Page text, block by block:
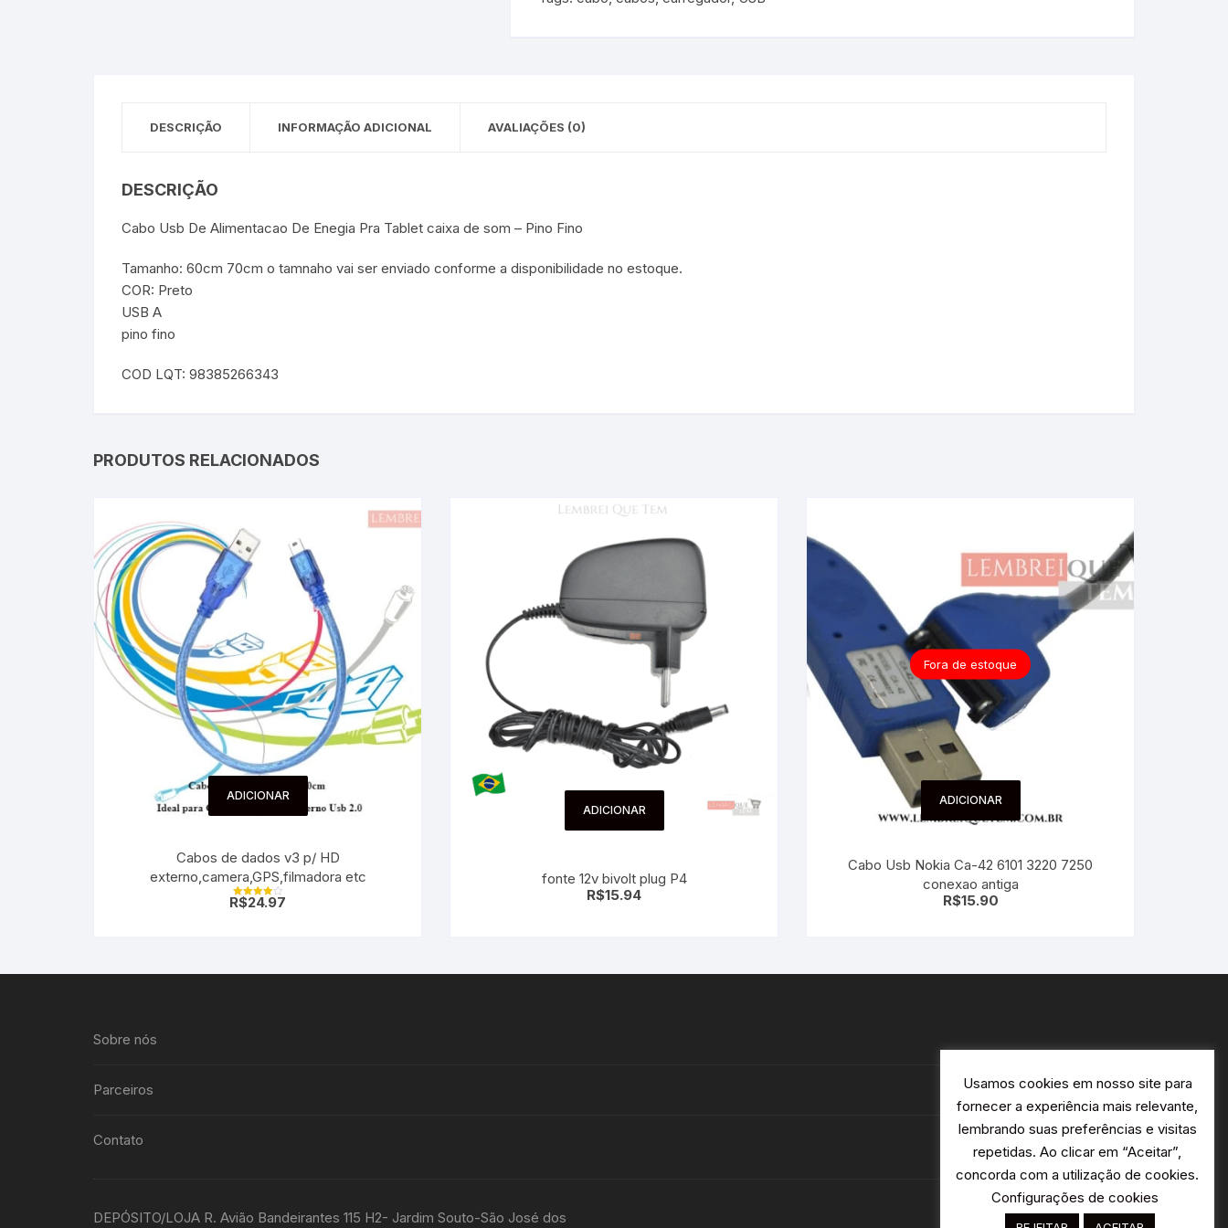
DESCRIÇÃO INFORMAÇÃO ADICIONAL AVALIAÇÕES (0)
DESCRIÇÃO
Cabo Usb De Alimentacao De Enegia Pra Tablet caixa de som – Pino Fino
Tamanho: 60cm 70cm o tamnaho vai ser enviado conforme a disponibilidade no estoque.
COR: Preto
USB A
pino fino
COD LQT: 98385266343
PRODUTOS RELACIONADOS
ADICIONAR
Cabos de dados v3 p/ HD
externo,camera,GPS,filmadora etc
Avaliação
R$24.97
ADICIONAR
fonte 12v bivolt plug P4
R$15.94
Fora de estoque
ADICIONAR
Cabo Usb Nokia Ca-42 6101 3220 7250
conexao antiga
R$15.90
Sobre nós
Parceiros
Contato
DEPÓSITO/LOJA R. Avião Bandeirantes 115 H2- Jardim Souto-São José dos
Usamos cookies em nosso site para
fornecer a experiência mais relevante,
lembrando suas preferências e visitas
repetidas. Ao clicar em “Aceitar”,
concorda com a utilização de cookies.
Configurações de cookies